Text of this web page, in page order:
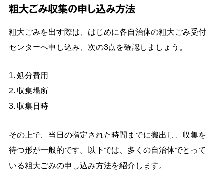
粗大ごみ収集の申し込み方法
粗大ごみを出す際は、はじめに各自治体の粗大ごみ受付
センターへ申し込み、次の3点を確認しましょう。
処分費用
収集場所
収集日時
その上で、当日の指定された時間までに搬出し、収集を
待つ形が一般的です。以下では、多くの自治体でとって
いる粗大ごみの申し込み方法を紹介します。